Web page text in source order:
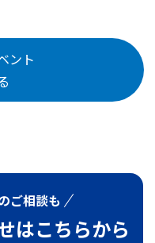
ント
ご相談も
はこちらから